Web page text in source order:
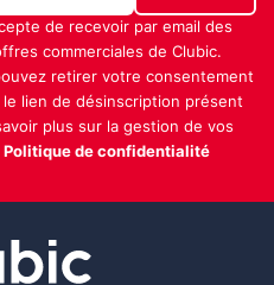
de recevoir par email des
commerciales de Clubic.
retirer votre consentement
lien de désinscription présent
plus sur la gestion de vos
Politique de confidentialité